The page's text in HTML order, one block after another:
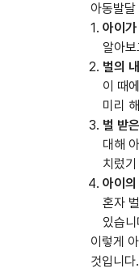
아동발
아이가
알아
벌의
이 때
미리
벌 받
대해
치렀
아이의
혼자
있습니
이렇게
것입니다.